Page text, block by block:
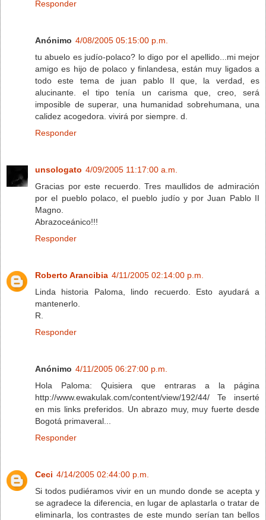
Responder
Anónimo 4/08/2005 05:15:00 p.m.
tu abuelo es judío-polaco? lo digo por el apellido...mi mejor
amigo es hijo de polaco y finlandesa, están muy ligados a
todo este tema de juan pablo II que, la verdad, es
alucinante. el tipo tenía un carisma que, creo, será
imposible de superar, una humanidad sobrehumana, una
calidez acogedora. vivirá por siempre. d.
Responder
unsologato 4/09/2005 11:17:00 a.m.
Gracias por este recuerdo. Tres maullidos de admiración
por el pueblo polaco, el pueblo judío y por Juan Pablo II
Magno.
Abrazoceánico!!!
Responder
Roberto Arancibia 4/11/2005 02:14:00 p.m.
Linda historia Paloma, lindo recuerdo. Esto ayudará a
mantenerlo.
R.
Responder
Anónimo 4/11/2005 06:27:00 p.m.
Hola Paloma: Quisiera que entraras a la página
http://www.ewakulak.com/content/view/192/44/ Te inserté
en mis links preferidos. Un abrazo muy, muy fuerte desde
Bogotá primaveral...
Responder
Ceci 4/14/2005 02:44:00 p.m.
Si todos pudiéramos vivir en un mundo donde se acepta y
se agradece la diferencia, en lugar de aplastarla o tratar de
eliminarla, los contrastes de este mundo serían tan bellos